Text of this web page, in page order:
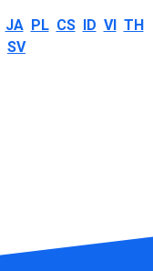
JA PL CS ID VI TH
SV